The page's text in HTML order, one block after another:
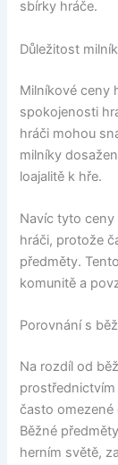
sbírky hráče.
Důležitost
Milníkové ceny
spokojenosti
hráči mohou
milníky
loajalitě k hře.
Navíc tyto
hráči, protože
předměty.
komunitě a
Porovnání s
Na rozdíl od
často
Běžné
herním světě,